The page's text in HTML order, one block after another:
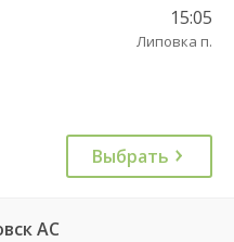
15:05
Липовка п.
Выбрать
АС